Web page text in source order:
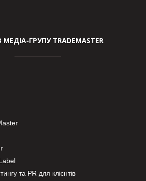
ГРУПУ TRADEMASTER
та PR для клієнтів